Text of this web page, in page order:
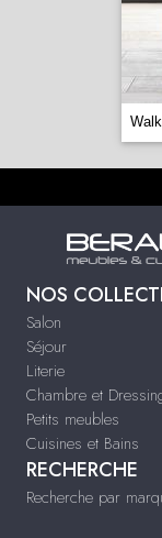
NOS
Salon
Séjour
Literie
Chambre et
Petits meubles
Cuisines et Bains
RECHERCHE
Recherche par